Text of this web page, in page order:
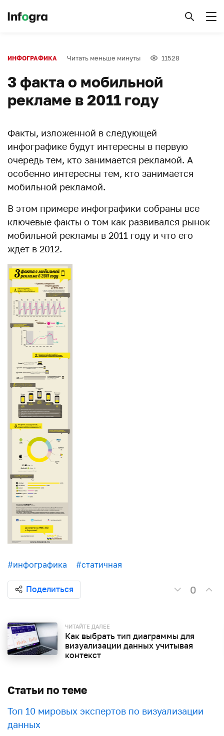
ИНФОГРАФИКА Читать меньше минуты 11528
3 факта о мобильной
рекламе в 2011 году
Факты, изложенной в следующей
инфографике будут интересны в первую
очередь тем, кто занимается рекламой. А
особенно интересны тем, кто занимается
мобильной рекламой.
В этом примере инфографики собраны все
ключевые факты о том как развивался рынок
мобильной рекламы в 2011 году и что его
ждет в 2012.
#инфографика #статичная
Поделиться 0
ЧИТАЙТЕ ДАЛЕЕ
Как выбрать тип диаграммы для
визуализации данных учитывая
контекст
Статьи по теме
Топ 10 мировых экспертов по визуализации
данных